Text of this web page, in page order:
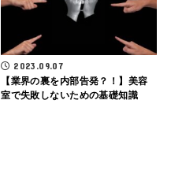
2023.09.07
【業界の裏を内部告発？！】美容
室で失敗しないための基礎知識